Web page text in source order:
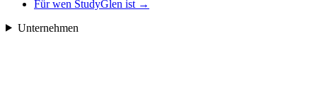
Für wen StudyGlen ist →
Unternehmen